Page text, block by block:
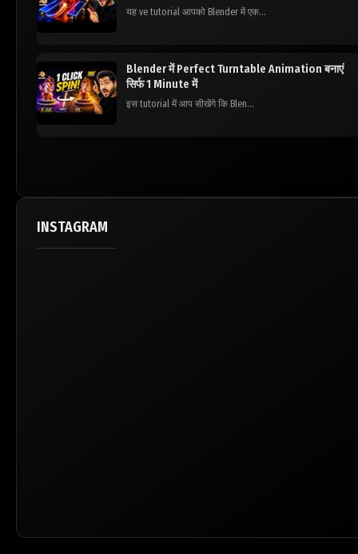
यह ve tutorial आपको Blender में एक...
Blender में Perfect Turntable Animation बनाएं
सिर्फ 1 Minute में
इस tutorial में आप सीखेंगे कि Blen...
INSTAGRAM